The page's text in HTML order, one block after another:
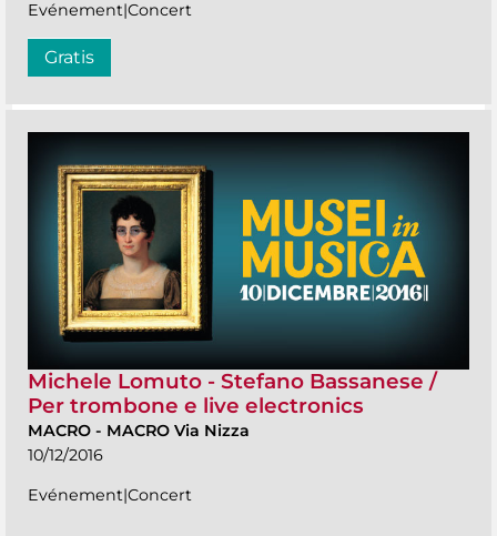
Evénement|Concert
Gratis
Michele Lomuto - Stefano Bassanese /
Per trombone e live electronics
MACRO - MACRO Via Nizza
10/12/2016
Evénement|Concert